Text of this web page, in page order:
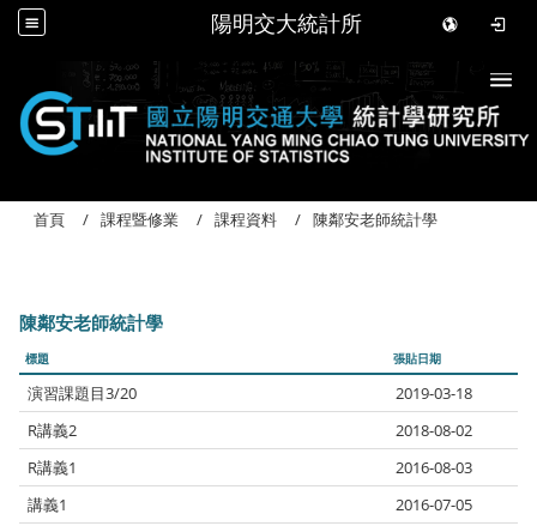
陽明交大統計所
首頁 課程暨修業 課程資料 陳鄰安老師統計學
陳鄰安老師統計學
標題 張貼日期
演習課題目3/20
2019-03-18
R講義2
2018-08-02
R講義1
2016-08-03
講義1
2016-07-05